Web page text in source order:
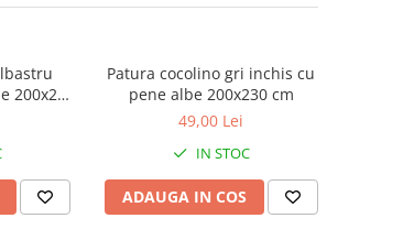
200x230
Patura cocolino gri inchis cu
pene albe 200x230 cm
49,00 Lei
IN STOC
ADAUGA IN COS